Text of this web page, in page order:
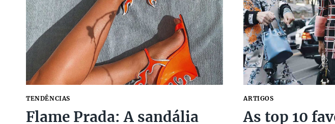
DOS
ANOS
2000.
QUERIDA
DO
MOMENTO
TENDÊNCIAS
Flame Prada: A sandália
ARTIGOS
As top 10